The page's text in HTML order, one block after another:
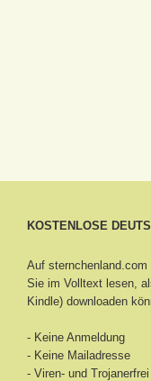
KOSTENLOSE
Auf
Sie im Volltext lesen,
Kindle) downloaden
- Keine Anmeldung
- Keine Mailadresse
- Viren- und Trojanerfrei